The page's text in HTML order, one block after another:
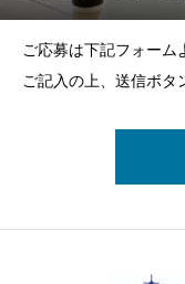
ご応募は下記フォー
ご記入の上、送信ボタ